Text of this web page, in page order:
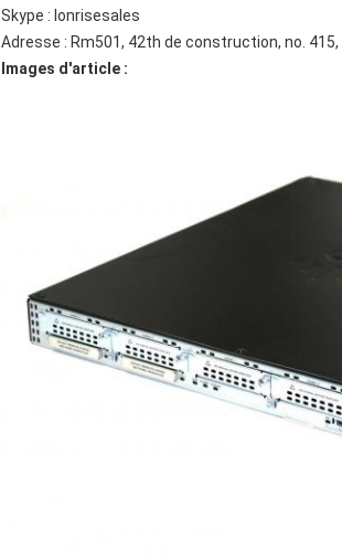
Skype : lonrisesales
Adresse : Rm501, 42th de construction, no.
Images d'article :